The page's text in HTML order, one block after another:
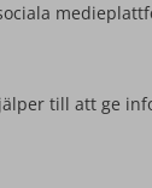
till att ge